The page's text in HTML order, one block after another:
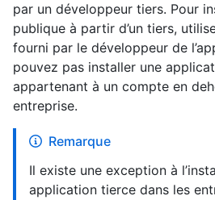
par un développeur tiers. Pour
publique à partir d’un tiers,
fourni par le développeur de
pouvez pas installer une
appartenant à un compte en
entreprise.
Remarque
Il existe une exception à
application tierce dans les